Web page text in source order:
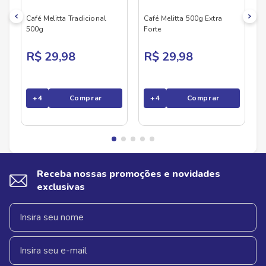
Café Melitta Tradicional
500g
R$ 29,98
+4 Comprar
Café Melitta 500g Extra
Forte
R$ 29,98
+4 Comprar
Receba nossas promoções e novidades
exclusivas